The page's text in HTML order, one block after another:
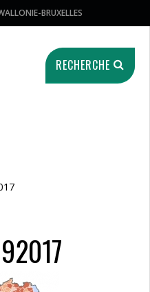
BRUXELLES
RECHERCHE